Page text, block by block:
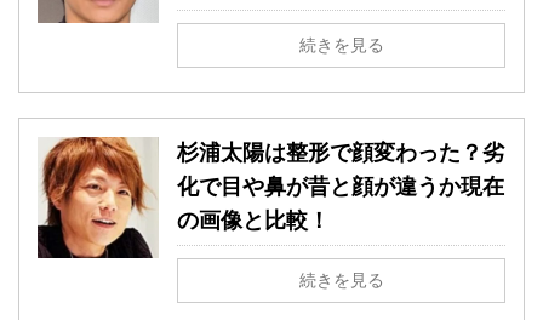
続きを見る
杉浦太陽は整形で顔変わった？劣
化で目や鼻が昔と顔が違うか現在
の画像と比較！
続きを見る